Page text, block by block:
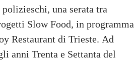
una serata tra
Slow Food, in programma
Restaurant di Trieste. Ad
anni Trenta e Settanta del